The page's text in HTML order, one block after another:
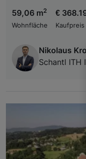
59,06 m2
Wohnfläche
€
Kaufpreis
Nikolaus
Schantl ITH